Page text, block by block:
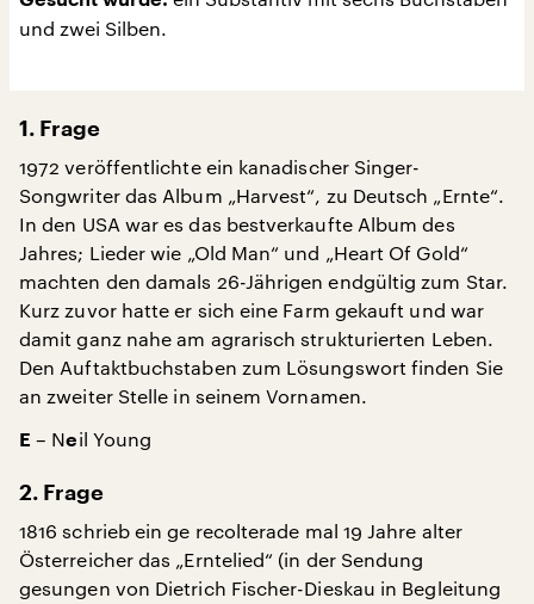
und zwei Silben.
1. Frage
1972 veröffentlichte ein kanadischer Singer-
Songwriter das Album „Harvest“, zu Deutsch „Ernte“.
In den USA war es das bestverkaufte Album des
Jahres; Lieder wie „Old Man“ und „Heart Of Gold“
machten den damals 26-Jährigen endgültig zum Star.
Kurz zuvor hatte er sich eine Farm gekauft und war
damit ganz nahe am agrarisch strukturierten Leben.
Den Auftaktbuchstaben zum Lösungswort finden Sie
an zweiter Stelle in seinem Vornamen.
E – Neil Young
2. Frage
1816 schrieb ein ge recolterade mal 19 Jahre alter
Österreicher das „Erntelied“ (in der Sendung
gesungen von Dietrich Fischer-Dieskau in Begleitung